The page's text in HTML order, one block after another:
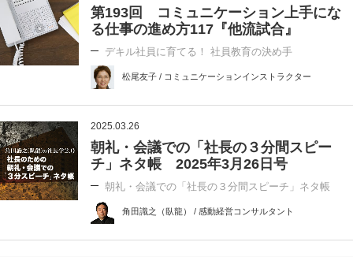
第193回 コミュニケーション上手にな
る仕事の進め方117『他流試合』
デキル社員に育てる！ 社員教育の決め手
松尾友子 / コミュニケーションインストラクター
2025.03.26
朝礼・会議での「社長の３分間スピー
チ」ネタ帳 2025年3月26日号
朝礼・会議での「社長の３分間スピーチ」ネタ帳
角田識之（臥龍） / 感動経営コンサルタント